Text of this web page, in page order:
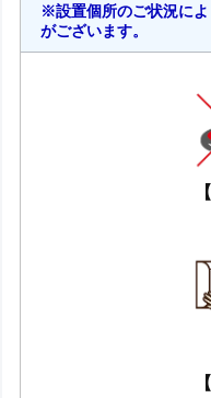
※設置個所のご状況に
がございます。